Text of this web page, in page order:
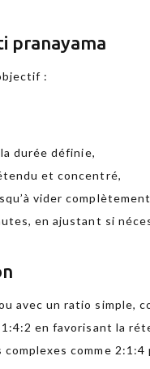
pranayama
:
durée définie,
et concentré,
vider
en ajustant si
avec un ratio simple,
en favorisant la
comme